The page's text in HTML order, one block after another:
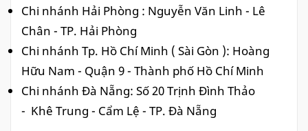
Chi nhánh Hải Phòng : Nguyễn Văn Linh - Lê
Chân - TP. Hải Phòng
Chi nhánh Tp. Hồ Chí Minh ( Sài Gòn ): Hoàng
Hữu Nam - Quận 9 - Thành phố Hồ Chí Minh
Chi nhánh Đà Nẵng: Số 20 Trịnh Đình Thảo
- Khê Trung - Cẩm Lệ - TP. Đà Nẵng